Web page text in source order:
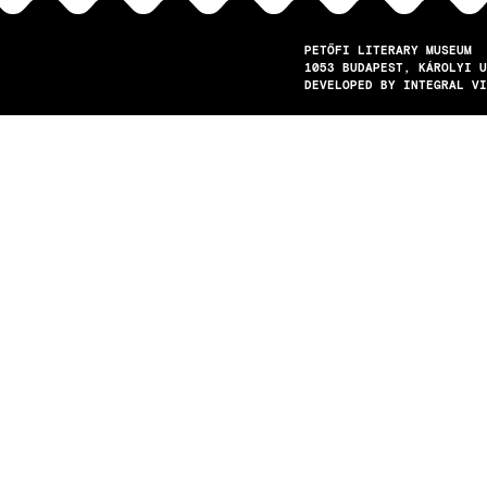
PETŐFI LITERARY MUSEUM
1053
BUDAPEST
KÁROLYI
DEVELOPED BY INTEGRAL